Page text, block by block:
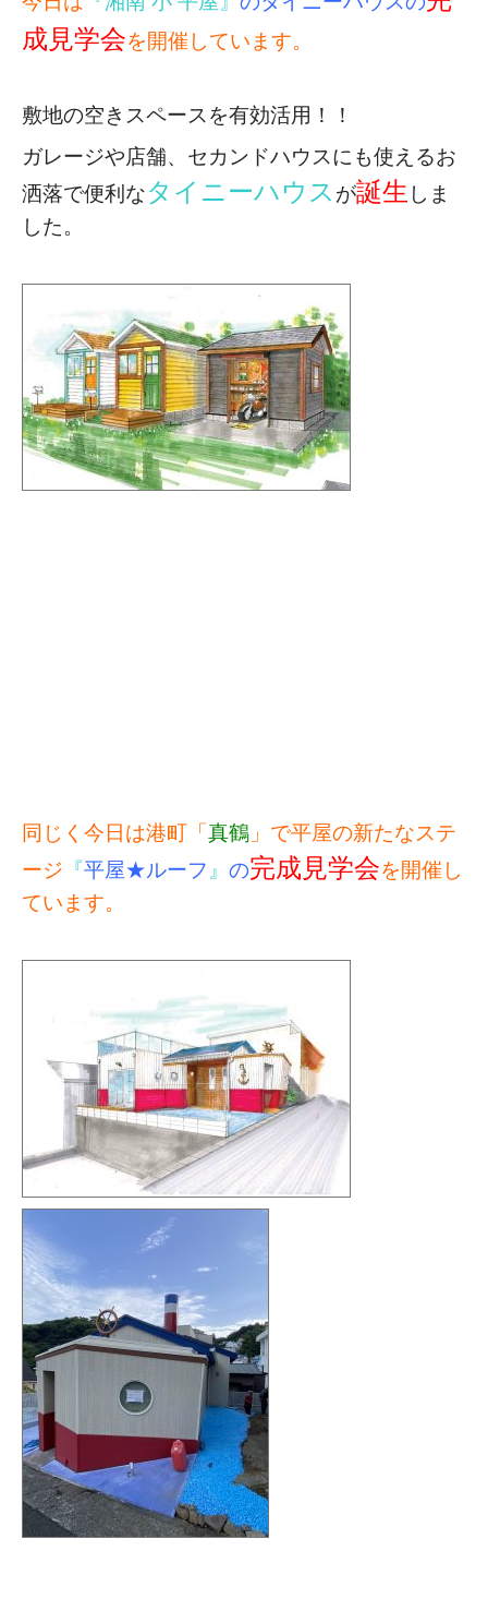
成見学会を開催しています。
敷地の空きスペースを有効活用！！
ガレージや店舗、セカンドハウスにも使えるお
洒落で便利なタイニーハウス が誕生 しま
した。
同じく今日は港町「 真鶴 」で平屋の新たなステ
ージ 『平屋★ルーフ 』 の完成見学会を開催し
ています。